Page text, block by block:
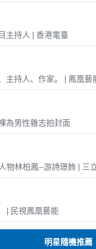
主持人 | 香港電臺
主持人、作家。 | 鳳凰藝
為男性雜志拍封面
物林柏鳳--游詩璟飾 | 三
| 民視鳳凰藝能
明星隨機推薦